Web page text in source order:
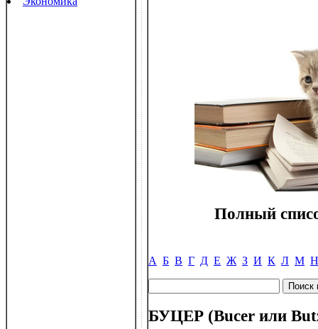
Полный
А Б В Г Д Е Ж З И К Л М Н
БУЦЕР (Bucer или